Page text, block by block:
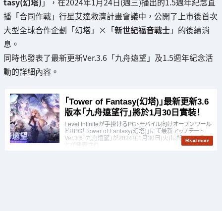
播「合同作戰」行星艾達救濟計畫會議中，公開了上市後首次
大型全球合作企劃「幻塔」×「新世紀福音戰士」的後續消
息。
同時也發表了最新更新Ver.3.6「九舟遠望」及1.5週年紀念活
動的詳細內容。